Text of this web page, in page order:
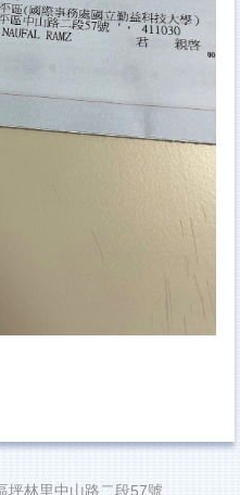
坪林里中山路二段57號